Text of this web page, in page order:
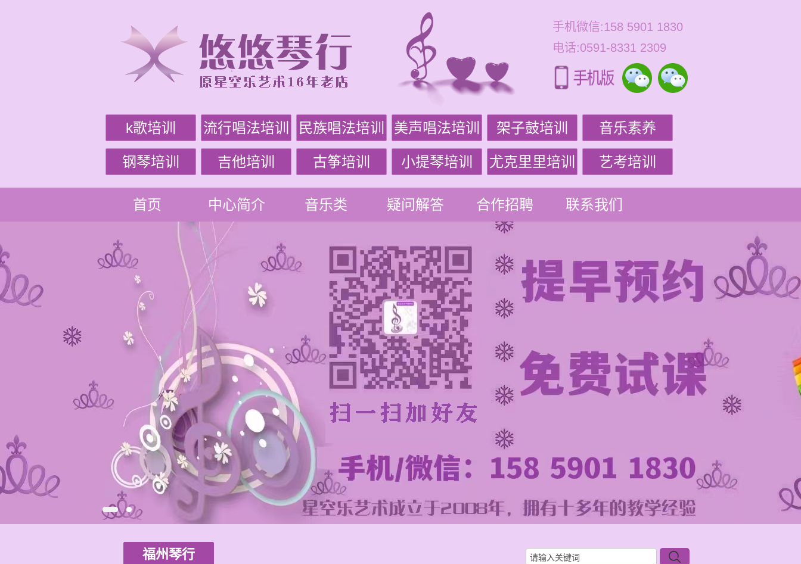
手机微信:158 5901 1830
电话:0591-8331 2309
k歌培训 流行唱法培训 民族唱法培训 美声唱法培训 架子鼓培训 音乐素养
钢琴培训 吉他培训 古筝培训 小提琴培训 尤克里里培训 艺考培训
首页 中心简介 音乐类 疑问解答 合作招聘 联系我们
福州琴行